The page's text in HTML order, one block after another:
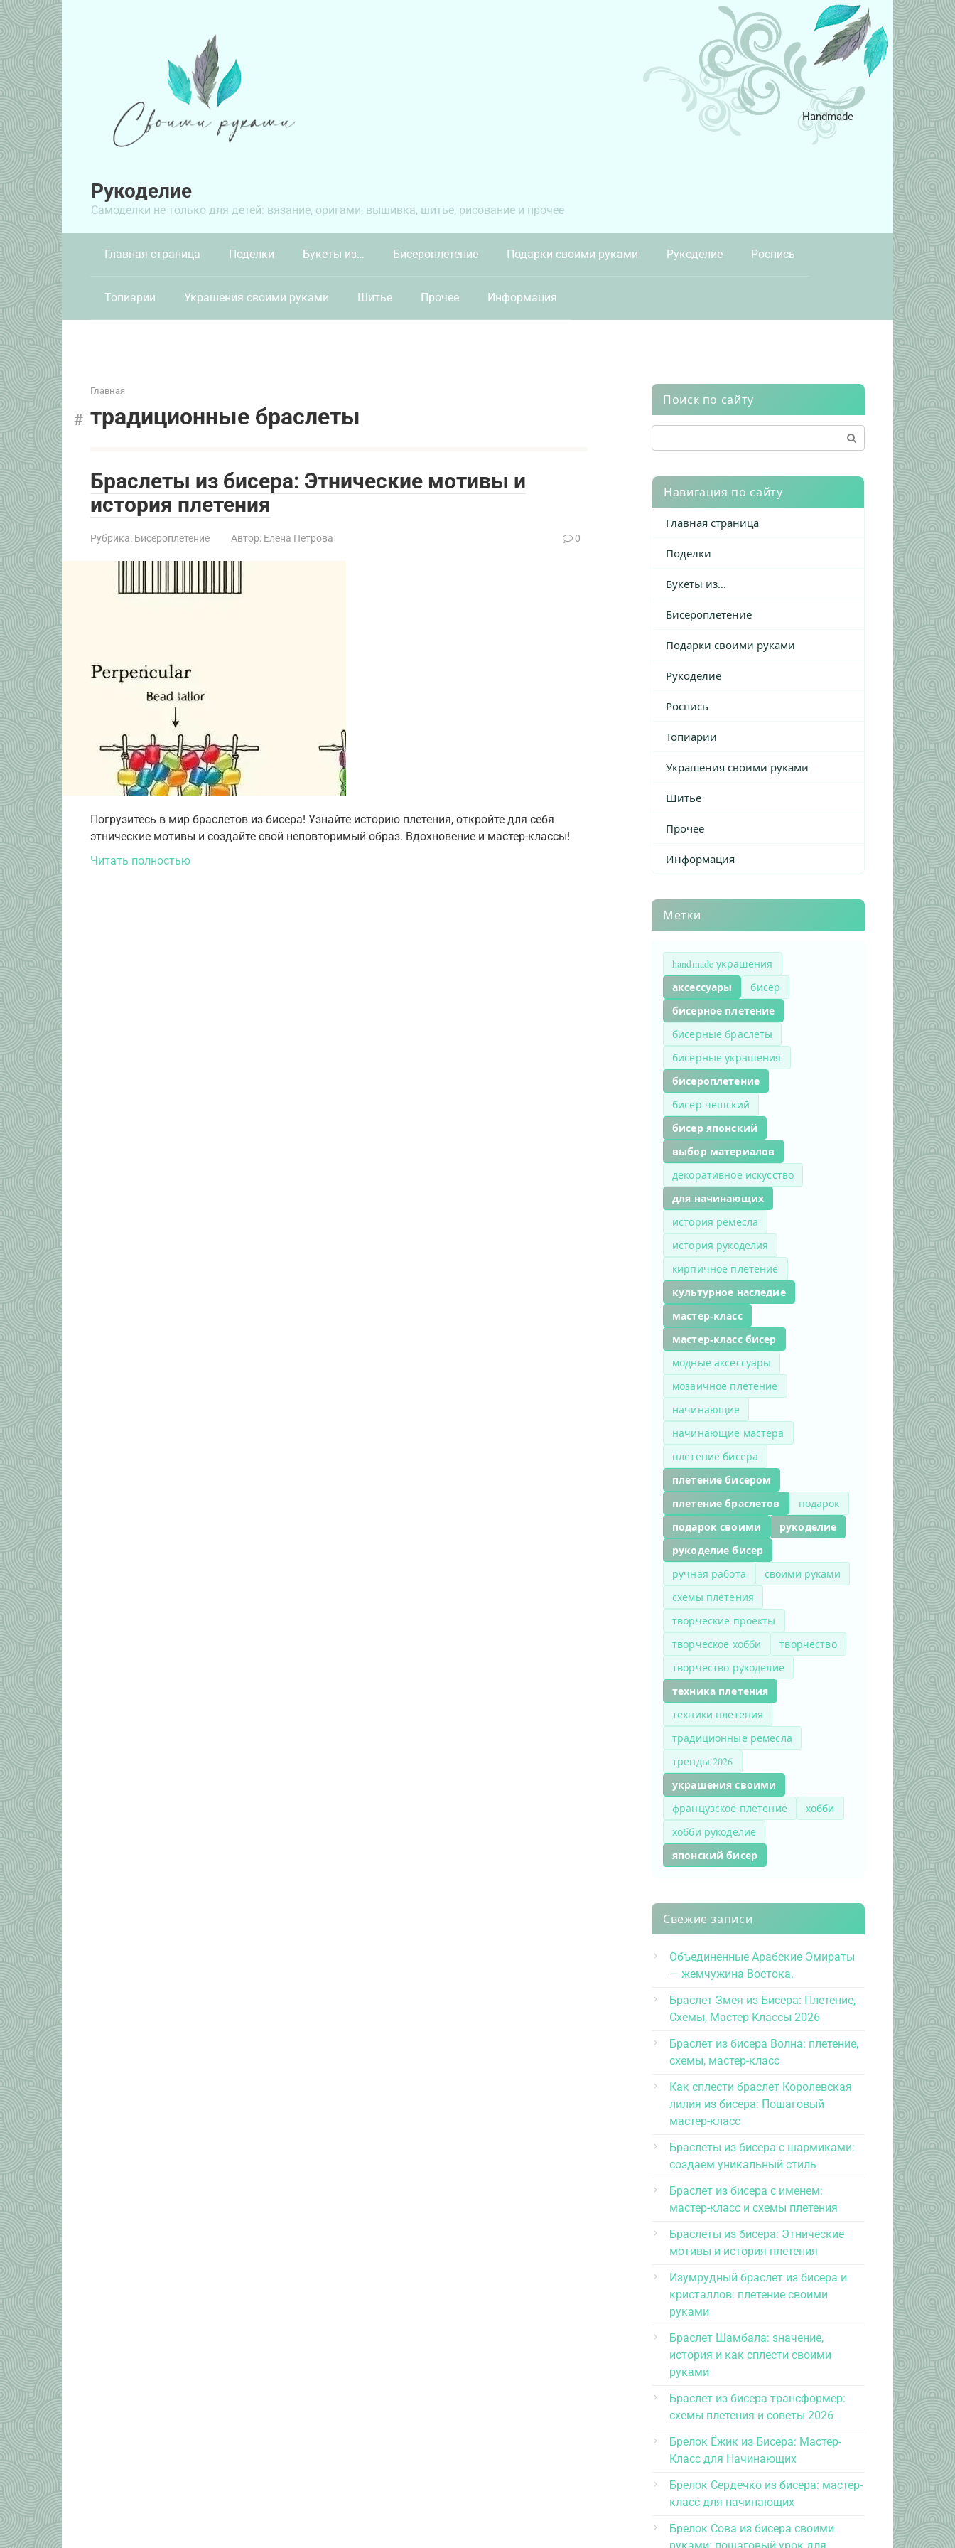
Перейти
к
контенту
Рукоделие
Самоделки не только для детей: вязание, оригами, вышивка, шитье, рисование и прочее
Handmade
Главная страница Поделки Букеты из… Бисероплетение Подарки своими руками Рукоделие Роспись
Топиарии Украшения своими руками Шитье Прочее Информация
Главная
традиционные браслеты
Браслеты из бисера: Этнические мотивы и
история плетения
Рубрика: Бисероплетение Автор: Елена Петрова 0
Погрузитесь в мир браслетов из бисера! Узнайте историю плетения, откройте для себя
этнические мотивы и создайте свой неповторимый образ. Вдохновение и мастер-классы!
Читать полностью
Поиск по сайту
Навигация по сайту
Главная страница
Поделки
Букеты из…
Бисероплетение
Подарки своими руками
Рукоделие
Роспись
Топиарии
Украшения своими руками
Шитье
Прочее
Информация
Метки
handmade украшения
аксессуары бисер
бисерное плетение
бисерные браслеты
бисерные украшения
бисероплетение
бисер чешский
бисер японский
выбор материалов
декоративное искусство
для начинающих
история ремесла
история рукоделия
кирпичное плетение
культурное наследие
мастер-класс
мастер-класс бисер
модные аксессуары
мозаичное плетение
начинающие
начинающие мастера
плетение бисера
плетение бисером
плетение браслетов
подарок
подарок своими
рукоделие
рукоделие бисер
ручная работа
своими руками
схемы плетения
творческие проекты
творческое хобби
творчество
творчество рукоделие
техника плетения
техники плетения
традиционные ремесла
тренды 2026
украшения своими
французское плетение
хобби
хобби рукоделие
японский бисер
Свежие записи
Объединенные Арабские Эмираты
— жемчужина Востока.
Браслет Змея из Бисера: Плетение,
Схемы, Мастер-Классы 2026
Браслет из бисера Волна: плетение,
схемы, мастер-класс
Как сплести браслет Королевская
лилия из бисера: Пошаговый
мастер-класс
Браслеты из бисера с шармиками:
создаем уникальный стиль
Браслет из бисера с именем:
мастер-класс и схемы плетения
Браслеты из бисера: Этнические
мотивы и история плетения
Изумрудный браслет из бисера и
кристаллов: плетение своими
руками
Браслет Шамбала: значение,
история и как сплести своими
руками
Браслет из бисера трансформер:
схемы плетения и советы 2026
Брелок Ёжик из Бисера: Мастер-
Класс для Начинающих
Брелок Сердечко из бисера: мастер-
класс для начинающих
Брелок Сова из бисера своими